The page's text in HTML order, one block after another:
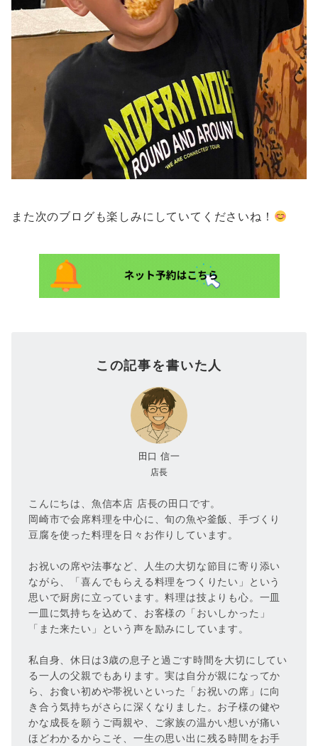
また次のブログも楽しみにしていてくださいね！
この記事を書いた人
田口 信一
店長
こんにちは、魚信本店 店長の田口です。
岡崎市で会席料理を中心に、旬の魚や釜飯、手づくり
豆腐を使った料理を日々お作りしています。
お祝いの席や法事など、人生の大切な節目に寄り添い
ながら、「喜んでもらえる料理をつくりたい」という
思いで厨房に立っています。料理は技よりも心。一皿
一皿に気持ちを込めて、お客様の「おいしかった」
「また来たい」という声を励みにしています。
私自身、休日は3歳の息子と過ごす時間を大切にしてい
る一人の父親でもあります。実は自分が親になってか
ら、お食い初めや帯祝いといった「お祝いの席」に向
き合う気持ちがさらに深くなりました。お子様の健や
かな成長を願うご両親や、ご家族の温かい想いが痛い
ほどわかるからこそ、一生の思い出に残る時間をお手